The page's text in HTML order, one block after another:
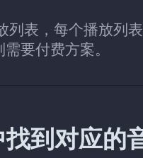
表，每个播放列
要付费方案。
到对应的